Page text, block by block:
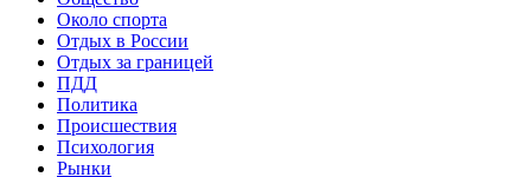
Около спорта
Отдых в России
Отдых за границей
ПДД
Политика
Происшествия
Психология
Рынки